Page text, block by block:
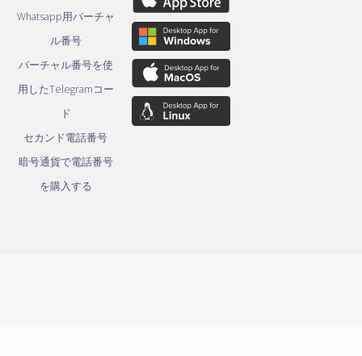
Whatsapp用バーチャ
ル番号
バーチャル番号を使
用したTelegramコー
ド
セカンド電話番号
暗号通貨で電話番号
を購入する